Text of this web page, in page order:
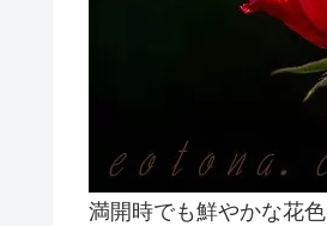
満開時でも鮮やかな花色